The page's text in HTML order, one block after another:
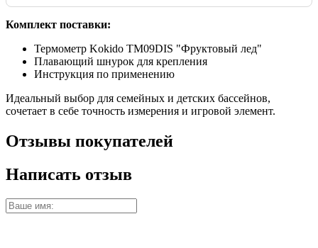
Комплект поставки:
Термометр Kokido TM09DIS "Фруктовый лед"
Плавающий шнурок для крепления
Инструкция по применению
Идеальный выбор для семейных и детских бассейнов,
сочетает в себе точность измерения и игровой элемент.
Отзывы покупателей
Написать отзыв